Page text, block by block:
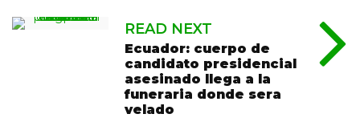
READ NEXT
Ecuador: cuerpo de
candidato presidencial
asesinado llega a la
funeraria donde sera
velado